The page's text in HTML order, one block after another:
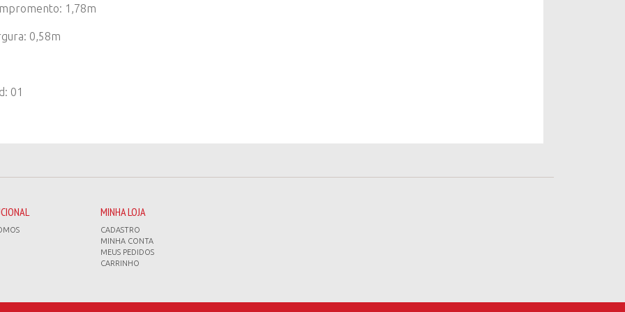
1,78m
0,58m
01
MINHA LOJA
CADASTRO
MINHA CONTA
MEUS PEDIDOS
CARRINHO